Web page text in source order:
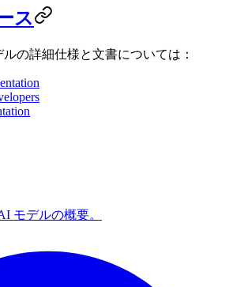
ス
の詳細仕様と文書については：
モデルの概要。